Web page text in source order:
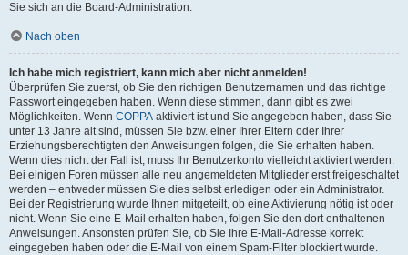
Sie sich an die Board-Administration.
Nach oben
Ich habe mich registriert, kann mich aber nicht anmelden!
Überprüfen Sie zuerst, ob Sie den richtigen Benutzernamen und das richtige
Passwort eingegeben haben. Wenn diese stimmen, dann gibt es zwei
Möglichkeiten. Wenn COPPA aktiviert ist und Sie angegeben haben, dass Sie
unter 13 Jahre alt sind, müssen Sie bzw. einer Ihrer Eltern oder Ihrer
Erziehungsberechtigten den Anweisungen folgen, die Sie erhalten haben.
Wenn dies nicht der Fall ist, muss Ihr Benutzerkonto vielleicht aktiviert werden.
Bei einigen Foren müssen alle neu angemeldeten Mitglieder erst freigeschaltet
werden – entweder müssen Sie dies selbst erledigen oder ein Administrator.
Bei der Registrierung wurde Ihnen mitgeteilt, ob eine Aktivierung nötig ist oder
nicht. Wenn Sie eine E-Mail erhalten haben, folgen Sie den dort enthaltenen
Anweisungen. Ansonsten prüfen Sie, ob Sie Ihre E-Mail-Adresse korrekt
eingegeben haben oder die E-Mail von einem Spam-Filter blockiert wurde.